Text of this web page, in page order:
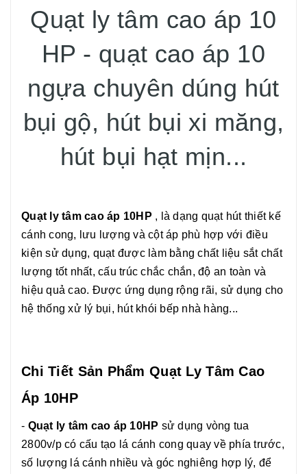
Quạt ly tâm cao áp 10
HP - quạt cao áp 10
ngựa chuyên dúng hút
bụi gộ, hút bụi xi măng,
hút bụi hạt mịn...
Quạt ly tâm cao áp 10HP , là dạng quạt hút thiết kế
cánh cong, lưu lượng và cột áp phù hợp với điều
kiện sử dụng, quạt được làm bằng chất liệu sắt chất
lượng tốt nhất, cấu trúc chắc chắn, độ an toàn và
hiệu quả cao. Được ứng dụng rộng rãi, sử dụng cho
hệ thống xử lý bụi, hút khói bếp nhà hàng...
Chi Tiết Sản Phẩm Quạt Ly Tâm Cao
Áp 10HP
- Quạt ly tâm cao áp 10HP sử dụng vòng tua
2800v/p có cấu tạo lá cánh cong quay về phía trước,
số lượng lá cánh nhiều và góc nghiêng hợp lý, để